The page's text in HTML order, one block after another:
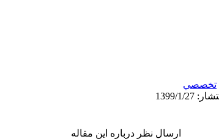
تخصصي
ارسال نظر درباره این مقاله